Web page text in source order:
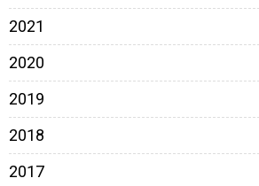
2021
2020
2019
2018
2017